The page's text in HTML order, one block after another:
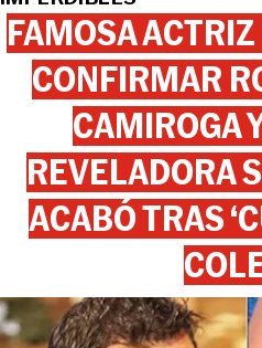
FAMOSA
CONFIRMAR
CAMIROGA
REVELADORA
ACABÓ TRAS